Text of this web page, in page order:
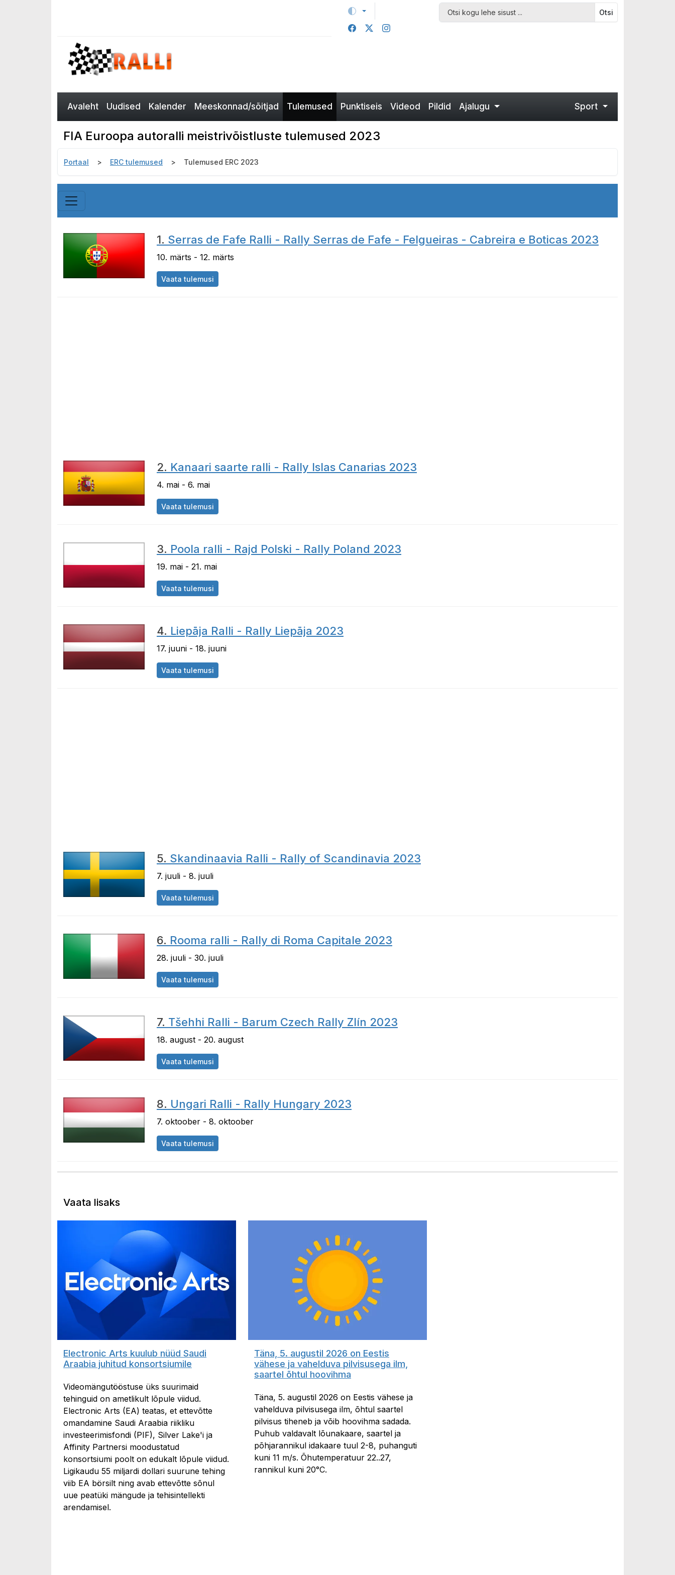
Otsi
Avaleht Uudised Kalender Meeskonnad/sõitjad Tulemused Punktiseis Videod Pildid Ajalugu Sport
FIA Euroopa autoralli meistrivõistluste tulemused 2023
Portaal ERC tulemused Tulemused ERC 2023
1. Serras de Fafe Ralli - Rally Serras de Fafe - Felgueiras - Cabreira e Boticas 2023
10. märts - 12. märts
Vaata tulemusi
2. Kanaari saarte ralli - Rally Islas Canarias 2023
4. mai - 6. mai
Vaata tulemusi
3. Poola ralli - Rajd Polski - Rally Poland 2023
19. mai - 21. mai
Vaata tulemusi
4. Liepāja Ralli - Rally Liepāja 2023
17. juuni - 18. juuni
Vaata tulemusi
5. Skandinaavia Ralli - Rally of Scandinavia 2023
7. juuli - 8. juuli
Vaata tulemusi
6. Rooma ralli - Rally di Roma Capitale 2023
28. juuli - 30. juuli
Vaata tulemusi
7. Tšehhi Ralli - Barum Czech Rally Zlín 2023
18. august - 20. august
Vaata tulemusi
8. Ungari Ralli - Rally Hungary 2023
7. oktoober - 8. oktoober
Vaata tulemusi
Vaata lisaks
Electronic Arts kuulub nüüd Saudi
Araabia juhitud konsortsiumile
Videomängutööstuse üks suurimaid
tehinguid on ametlikult lõpule viidud.
Electronic Arts (EA) teatas, et ettevõtte
omandamine Saudi Araabia riikliku
investeerimisfondi (PIF), Silver Lake'i ja
Affinity Partnersi moodustatud
konsortsiumi poolt on edukalt lõpule viidud.
Ligikaudu 55 miljardi dollari suurune tehing
viib EA börsilt ning avab ettevõtte sõnul
uue peatüki mängude ja tehisintellekti
arendamisel.
Täna, 5. augustil 2026 on Eestis
vähese ja vahelduva pilvisusega ilm,
saartel õhtul hoovihma
Täna, 5. augustil 2026 on Eestis vähese ja
vahelduva pilvisusega ilm, õhtul saartel
pilvisus tiheneb ja võib hoovihma sadada.
Puhub valdavalt lõunakaare, saartel ja
põhjarannikul idakaare tuul 2-8, puhanguti
kuni 11 m/s. Õhutemperatuur 22..27,
rannikul kuni 20°C.